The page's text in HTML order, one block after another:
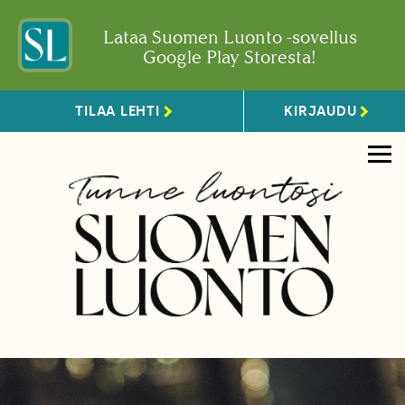
Lataa Suomen Luonto -sovellus
Google Play Storesta!
TILAA LEHTI KIRJAUDU